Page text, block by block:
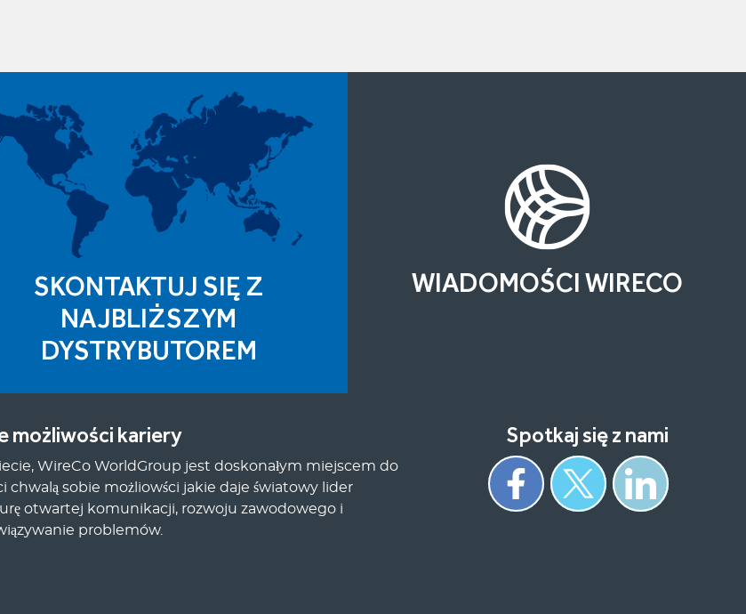
SKONTAKTUJ SIĘ Z
NAJBLIŻSZYM
DYSTRYBUTOREM
WIADOMOŚCI WIRECO
możliwości kariery
WireCo WorldGroup jest doskonałym miejscem do
chwalą sobie możliowści jakie daje światowy lider
otwartej komunikacji, rozwoju zawodowego i
problemów.
Spotkaj się z nami